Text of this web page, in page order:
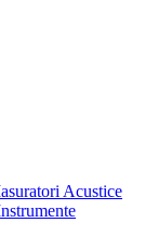
Acustice